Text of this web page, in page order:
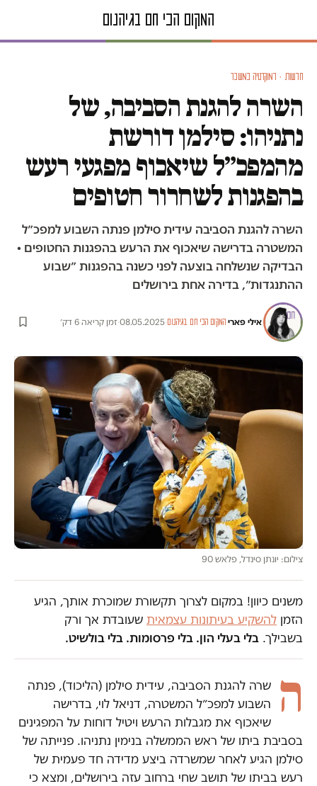
חדשות · דמוקרטיה במשבר
השרה להגנת הסביבה, של
נתניהו: סילמן דורשת
מהמפכ״ל שיאכוף מפגעי רעש
בהפגנות לשחרור חטופים
השרה להגנת הסביבה עידית סילמן פנתה השבוע למפכ״ל
המשטרה בדרישה שיאכוף את הרעש בהפגנות החטופים •
הבדיקה שנשלחה בוצעה לפני כשנה בהפגנות ״שבוע
ההתנגדות״, בדירה אחת בירושלים
אילי פארי·המקום הכי חם בגיהנום·
08.05.2025
·זמן קריאה 6 דק׳
צילום: יונתן סינדל, פלאש 90
משנים כיוון! במקום לצרוך תקשורת שמוכרת אותך, הגיע
הזמן להשקיע בעיתונות עצמאית שעובדת אך ורק
בשבילך. בלי בעלי הון. בלי פרסומות. בלי בולשיט.
ה שרה להגנת הסביבה, עידית סילמן (הליכוד), פנתה
השבוע למפכ״ל המשטרה, דניאל לוי, בדרישה
שיאכוף את מגבלות הרעש ויטיל דוחות על המפגינים
בסביבת ביתו של ראש הממשלה בנימין נתניהו. פנייתה של
סילמן הגיע לאחר שמשרדה ביצע מדידה חד פעמית של
רעש בביתו של תושב שחי ברחוב עזה בירושלים, ומצא כי